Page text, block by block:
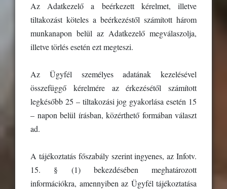
Az Adatkezelő a beérkezett kérelmet, illetve
tiltakozást köteles a beérkezéstől számított három
munkanapon belül az Adatkezelő megválaszolja,
illetve törlés esetén ezt megteszi.
Az Ügyfél személyes adatának kezelésével
összefüggő kérelmére az érkezésétől számított
legkésőbb 25 – tiltakozási jog gyakorlása esetén 15
– napon belül írásban, közérthető formában választ
ad.
A tájékoztatás főszabály szerint ingyenes, az Infotv.
15. § (1) bekezdésében meghatározott
információkra, amennyiben az Ügyfél tájékoztatása